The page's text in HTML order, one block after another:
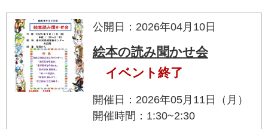
公開日：2026年04月10日
絵本の読み聞かせ会
イベント終了
開催日：2026年05月11日（月）
開催時間：1:30~2:30